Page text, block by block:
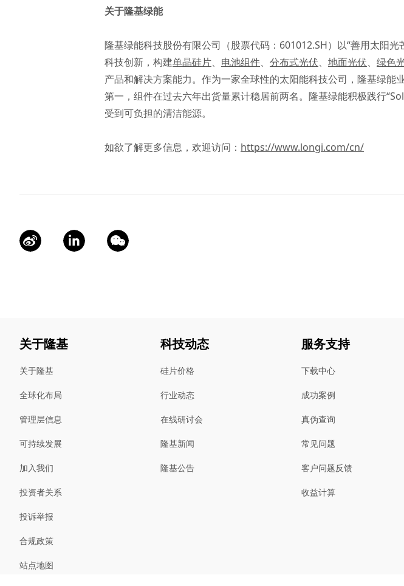
关于隆基绿能
隆基绿能科技股份有限公司（股票代码：601012.SH）以“善用太阳
科技创新，构建单晶硅片、 电池组件、 分布式光伏、 地面光伏、 绿色
产品和解决方案能力。作为一家全球性的太阳能科技公司，隆基绿
第一，组件在过去六年出货量累计稳居前两名。隆基绿能积极践行
受到可负担的清洁能源。
如欲了解更多信息，欢迎访问： https://www.longi.com/cn/
关于隆基
关于隆基
全球化布局
管理层信息
可持续发展
加入我们
投资者关系
投诉举报
合规政策
站点地图
科技动态
硅片价格
行业动态
在线研讨会
隆基新闻
隆基公告
服务支持
下载中心
成功案例
真伪查询
常见问题
客户问题反馈
收益计算